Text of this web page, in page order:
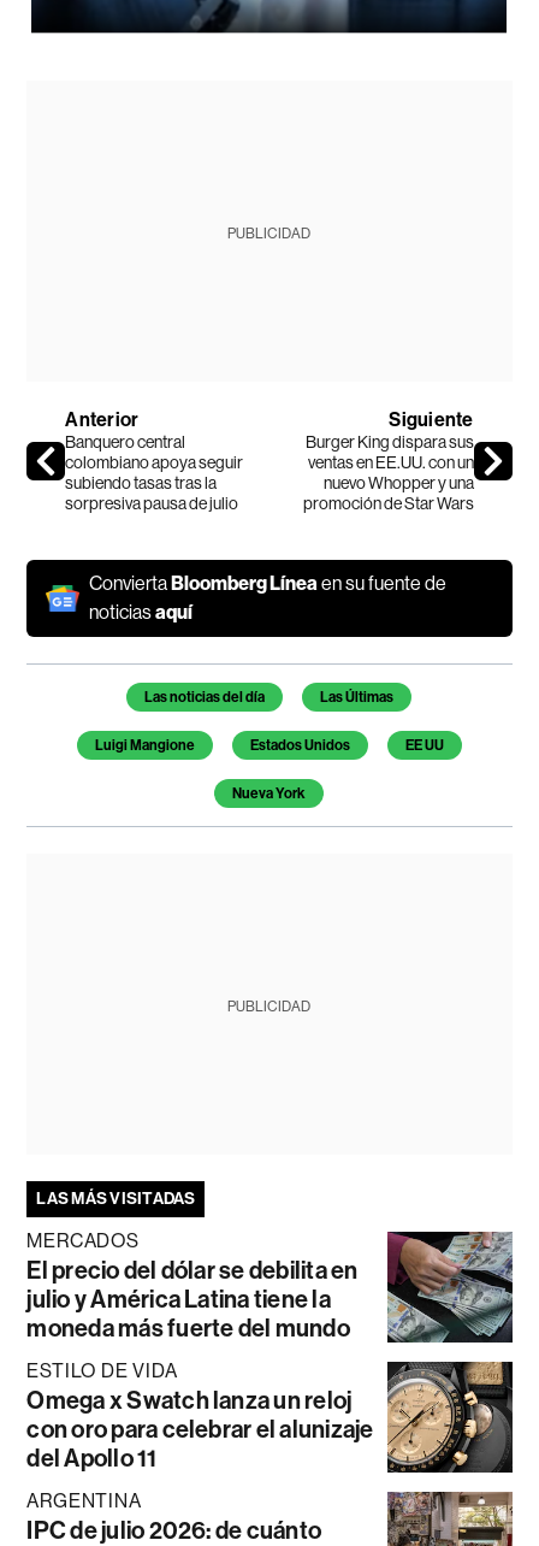
PUBLICIDAD
Anterior
Banquero central
colombiano apoya seguir
subiendo tasas tras la
sorpresiva pausa de julio
Siguiente
Burger King dispara sus
ventas en EE.UU. con un
nuevo Whopper y una
promoción de Star Wars
ConviertaBloomberg Líneaen su fuente de
noticiasaquí
Temas de este artículo
Las noticias del día Las Últimas
Luigi Mangione Estados Unidos EE UU
Nueva York
PUBLICIDAD
LAS MÁS VISITADAS
MERCADOS
El precio del dólar se debilita en
julio y América Latina tiene la
moneda más fuerte del mundo
ESTILO DE VIDA
Omega x Swatch lanza un reloj
con oro para celebrar el alunizaje
del Apollo 11
ARGENTINA
IPC de julio 2026: de cuánto